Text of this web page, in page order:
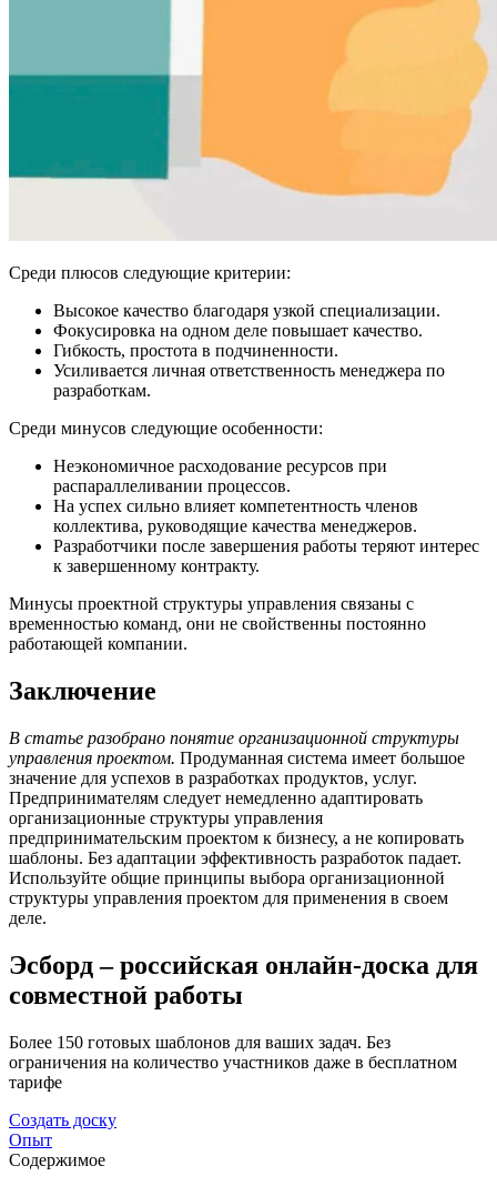
Среди плюсов следующие критерии:
Высокое качество благодаря узкой специализации.
Фокусировка на одном деле повышает качество.
Гибкость, простота в подчиненности.
Усиливается личная ответственность менеджера по
разработкам.
Среди минусов следующие особенности:
Неэкономичное расходование ресурсов при
распараллеливании процессов.
На успех сильно влияет компетентность членов
коллектива, руководящие качества менеджеров.
Разработчики после завершения работы теряют интерес
к завершенному контракту.
Минусы проектной структуры управления связаны с
временностью команд, они не свойственны постоянно
работающей компании.
Заключение
В статье разобрано понятие организационной структуры
управления проектом. Продуманная система имеет большое
значение для успехов в разработках продуктов, услуг.
Предпринимателям следует немедленно адаптировать
организационные структуры управления
предпринимательским проектом к бизнесу, а не копировать
шаблоны. Без адаптации эффективность разработок падает.
Используйте общие принципы выбора организационной
структуры управления проектом для применения в своем
деле.
Эсборд – российская онлайн-доска для
совместной работы
Более 150 готовых шаблонов для ваших задач. Без
ограничения на количество участников даже в бесплатном
тарифе
Создать доску
Опыт
Содержимое